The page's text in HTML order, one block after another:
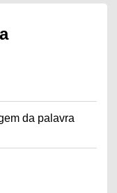
da palavra